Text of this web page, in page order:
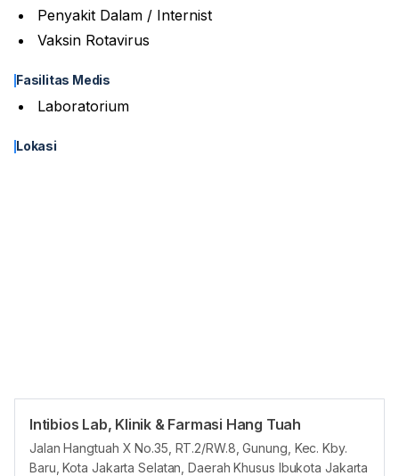
Penyakit Dalam / Internist
Vaksin Rotavirus
Fasilitas Medis
Laboratorium
Lokasi
Intibios Lab, Klinik & Farmasi Hang Tuah
Jalan Hangtuah X No.35, RT.2/RW.8, Gunung, Kec. Kby.
Baru, Kota Jakarta Selatan, Daerah Khusus Ibukota Jakarta
Asuransi
Semua penyedia layanan di HHG wajib